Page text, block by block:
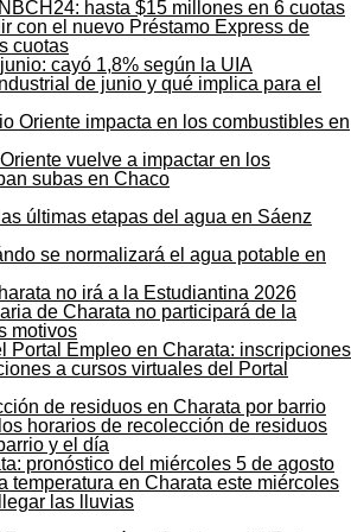
con el nuevo Préstamo Express de
cuotas
de junio y qué implica para el
vuelve a impactar en los
subas en Chaco
se normalizará el agua potable en
de Charata no participará de la
motivos
a cursos virtuales del Portal
horarios de recolección de residuos
y el día
temperatura en Charata este miércoles
las lluvias